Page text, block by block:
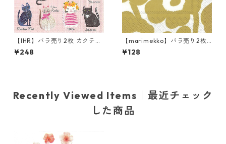
【IHR】バラ売り2枚 カクテル
サイズ ペーパーナプキン CO
OL CATS ピンク
¥248
【marimekko】バラ売り2枚
ランチサイズ ペーパーナプキ
ン UNIKKO ホワイト×ゴール
¥128
Recently Viewed Items｜最近チェック
した商品